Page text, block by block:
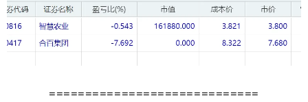
=============================